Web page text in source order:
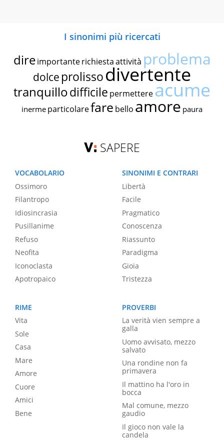
I sinonimi più ricercati
dire importante richiestaattività problema
dolce prolissodivertente
tranquillodifficile permettereacume
inerme particolarefare bello amore paura
SAPERE
VOCABOLARIO
Ossimoro
Filantropo
Idiosincrasia
Pusillanime
Refuso
Neofita
Iconoclasta
Apotropaico
SINONIMI E CONTRARI
Libertà
Facile
Pragmatico
Conoscenza
Riassunto
Paradigma
Gioia
Tristezza
RIME
Vita
Sole
Casa
Mare
Amore
Cuore
Amici
Bene
PROVERBI
La verità vien sempre a
galla
Uomo avvisato, mezzo
salvato
Una rondine non fa
primavera
Il mattino ha l'oro in
bocca
Mal comune, mezzo
gaudio
Il gioco non vale la
candela